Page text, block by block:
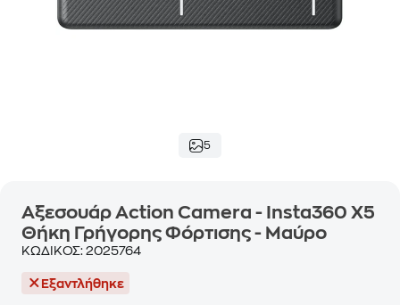
5
Αξεσουάρ Action Camera - Insta360 X5
Θήκη Γρήγορης Φόρτισης - Μαύρο
ΚΩΔΙΚΟΣ: 2025764
Εξαντλήθηκε